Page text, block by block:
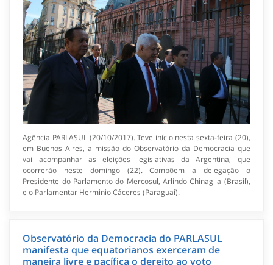
Agência PARLASUL (20/10/2017). Teve início nesta sexta-feira (20),
em Buenos Aires, a missão do Observatório da Democracia que
vai acompanhar as eleições legislativas da Argentina, que
ocorrerão neste domingo (22). Compõem a delegação o
Presidente do Parlamento do Mercosul, Arlindo Chinaglia (Brasil),
e o Parlamentar Herminio Cáceres (Paraguai).
Observatório da Democracia do PARLASUL
manifesta que equatorianos exerceram de
maneira livre e pacífica o dereito ao voto